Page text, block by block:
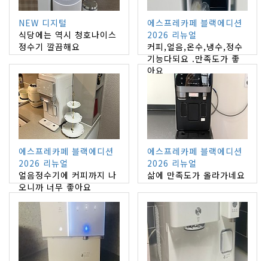
NEW 디지털
식당에는 역시 청호나이스
정수기 깔끔해요
에스프레카페 블랙에디션
2026 리뉴얼
커피,얼음,온수,냉수,정수
기능다되요 .만족도가 좋
아요
에스프레카페 블랙에디션
2026 리뉴얼
얼음정수기에 커피까지 나
오니까 너무 좋아요
에스프레카페 블랙에디션
2026 리뉴얼
삶에 만족도가 올라가네요